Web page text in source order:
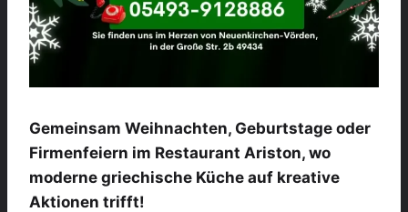
Gemeinsam Weihnachten, Geburtstage oder
Firmenfeiern im Restaurant Ariston, wo
moderne griechische Küche auf kreative
Aktionen trifft!